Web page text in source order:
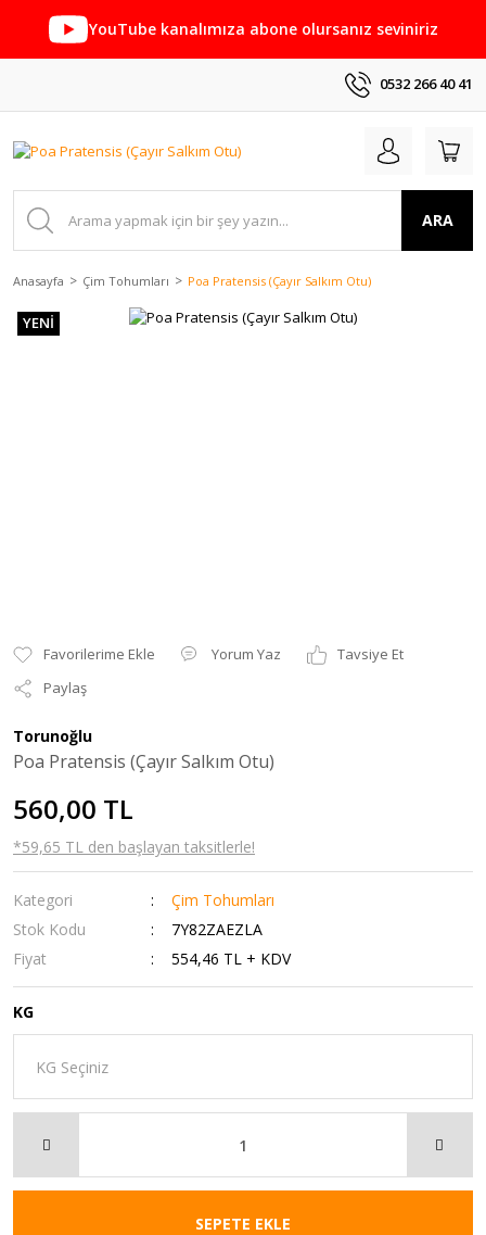
YouTube kanalımıza abone olursanız seviniriz
0532 266 40 41
ARA
Anasayfa Çim Tohumları Poa Pratensis (Çayır Salkım Otu)
YENİ
Yorum Yaz
Tavsiye Et
Paylaş
Torunoğlu
Poa Pratensis (Çayır Salkım Otu)
560,00 TL
*59,65 TL den başlayan taksitlerle!
Kategori
Çim Tohumları
Stok Kodu
7Y82ZAEZLA
Fiyat
554,46 TL + KDV
KG
SEPETE EKLE